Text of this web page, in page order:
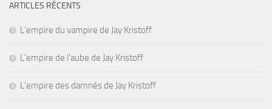
ARTICLES RÉCENTS
L’empire du vampire de Jay Kristoff
L’empire de l’aube de Jay Kristoff
L’empire des damnés de Jay Kristoff